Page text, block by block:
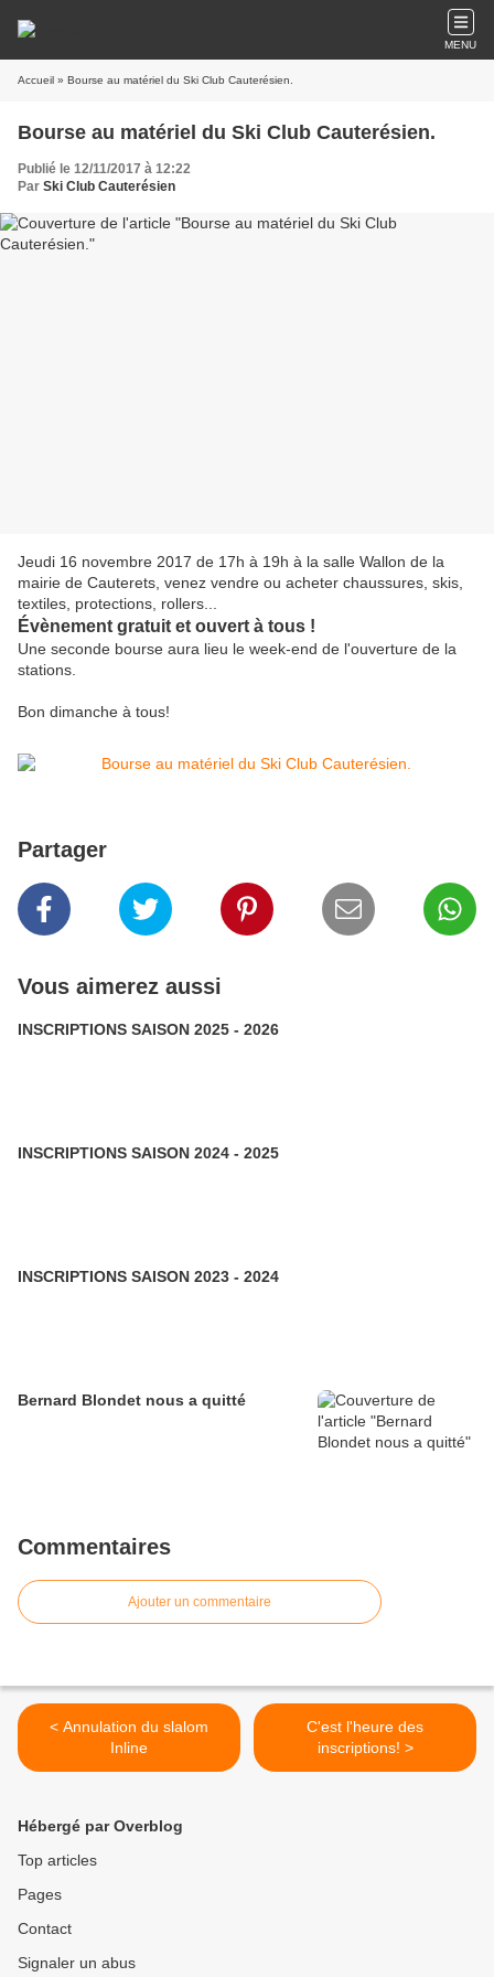
MENU
Accueil » Bourse au matériel du Ski Club Cauterésien.
Bourse au matériel du Ski Club Cauterésien.
Publié le 12/11/2017 à 12:22
Par Ski Club Cauterésien
Jeudi 16 novembre 2017 de 17h à 19h à la salle Wallon de la
mairie de Cauterets, venez vendre ou acheter chaussures, skis,
textiles, protections, rollers...
Évènement gratuit et ouvert à tous !
Une seconde bourse aura lieu le week-end de l'ouverture de la
stations.
Bon dimanche à tous!
Partager
Vous aimerez aussi
INSCRIPTIONS SAISON 2025 - 2026
INSCRIPTIONS SAISON 2024 - 2025
INSCRIPTIONS SAISON 2023 - 2024
Bernard Blondet nous a quitté
Commentaires
Ajouter un commentaire
< Annulation du slalom
Inline
C'est l'heure des
inscriptions! >
Hébergé par Overblog
Top articles
Pages
Contact
Signaler un abus